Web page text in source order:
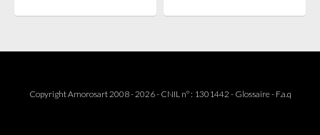
Copyright Amorosart 2008 - 2026 - CNIL n° : 1301442 - Glossaire- F.a.q